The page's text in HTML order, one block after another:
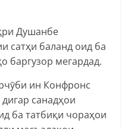
Душанбе
сатҳи баланд оид ба
баргузор мегардад.
ин Конфронс
санадҳои
ба татбиқи чораҳои